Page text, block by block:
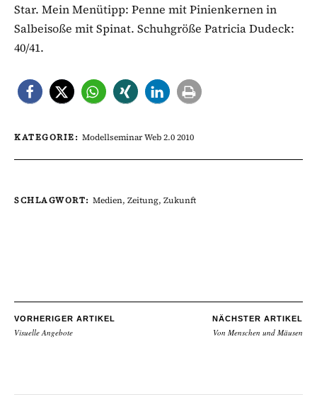
Star. Mein Menütipp: Penne mit Pinienkernen in
Salbeisoße mit Spinat. Schuhgröße Patricia Dudeck:
40/41.
KATEGORIE: Modellseminar Web 2.0 2010
SCHLAGWORT: Medien, Zeitung, Zukunft
VORHERIGER ARTIKEL
Visuelle Angebote
NÄCHSTER ARTIKEL
Von Menschen und Mäusen